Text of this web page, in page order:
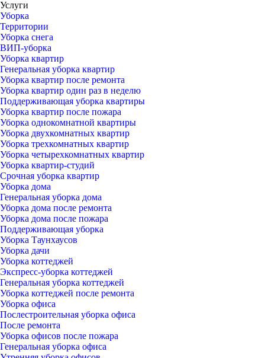
Услуги
Уборка
Территории
Уборка снега
ВИП-уборка
Уборка квартир
Генеральная уборка квартир
Уборка квартир после ремонта
Уборка квартир один раз в неделю
Поддерживающая уборка квартиры
Уборка квартир после пожара
Уборка однокомнатной квартиры
Уборка двухкомнатных квартир
Уборка трехкомнатных квартир
Уборка четырехкомнатных квартир
Уборка квартир-студий
Срочная уборка квартир
Уборка дома
Генеральная уборка дома
Уборка дома после ремонта
Уборка дома после пожара
Поддерживающая уборка
Уборка Таунхаусов
Уборка дачи
Уборка коттеджей
Экспресс-уборка коттеджей
Генеральная уборка коттеджей
Уборка коттеджей после ремонта
Уборка офиса
Послестроительная уборка офиса
После ремонта
Уборка офисов после пожара
Генеральная уборка офиса